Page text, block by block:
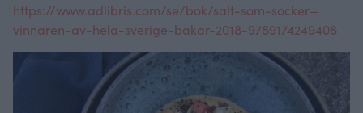
https://www.adlibris.com/se/bok/salt-som-socker—
vinnaren-av-hela-sverige-bakar-2018-9789174249408